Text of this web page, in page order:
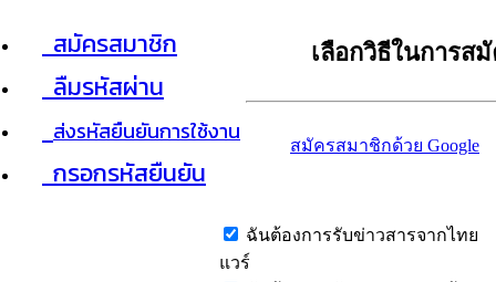
สมัครสมาชิก
ลืมรหัสผ่าน
ส่งรหัสยืนยันการใช้งาน
กรอกรหัสยืนยัน
เลือกวิธีในการส
สมัครสมาชิกด้วย Google
ฉันต้องการรับข่าวสารจากไทย
แวร์